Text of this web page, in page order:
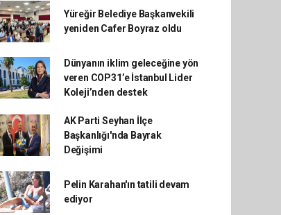
Yüreğir Belediye Başkanvekili
yeniden Cafer Boyraz oldu
Dünyanın iklim geleceğine yön
veren COP31’e İstanbul Lider
Koleji’nden destek
AK Parti Seyhan İlçe
Başkanlığı'nda Bayrak
Değişimi
Pelin Karahan'ın tatili devam
ediyor